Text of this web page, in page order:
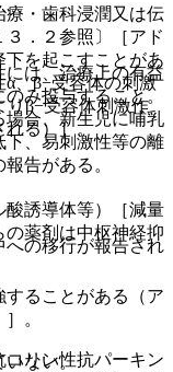
は、治療上の有益
み投与すること。
場合、新生児に哺乳
下、易刺激性等の離
告がある。
への移行が報告され
いない。
療・歯科浸潤又は伝
．２参照〕［アド
下を起こすことがあ
、β−受容体の刺激
りβ−受容体刺激作
れる）］。
誘導体等）［減量
薬剤は中枢神経抑
ることがある（ア
。
リン性抗パーキン